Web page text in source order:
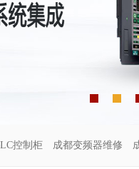
控制柜 成都变频器维修